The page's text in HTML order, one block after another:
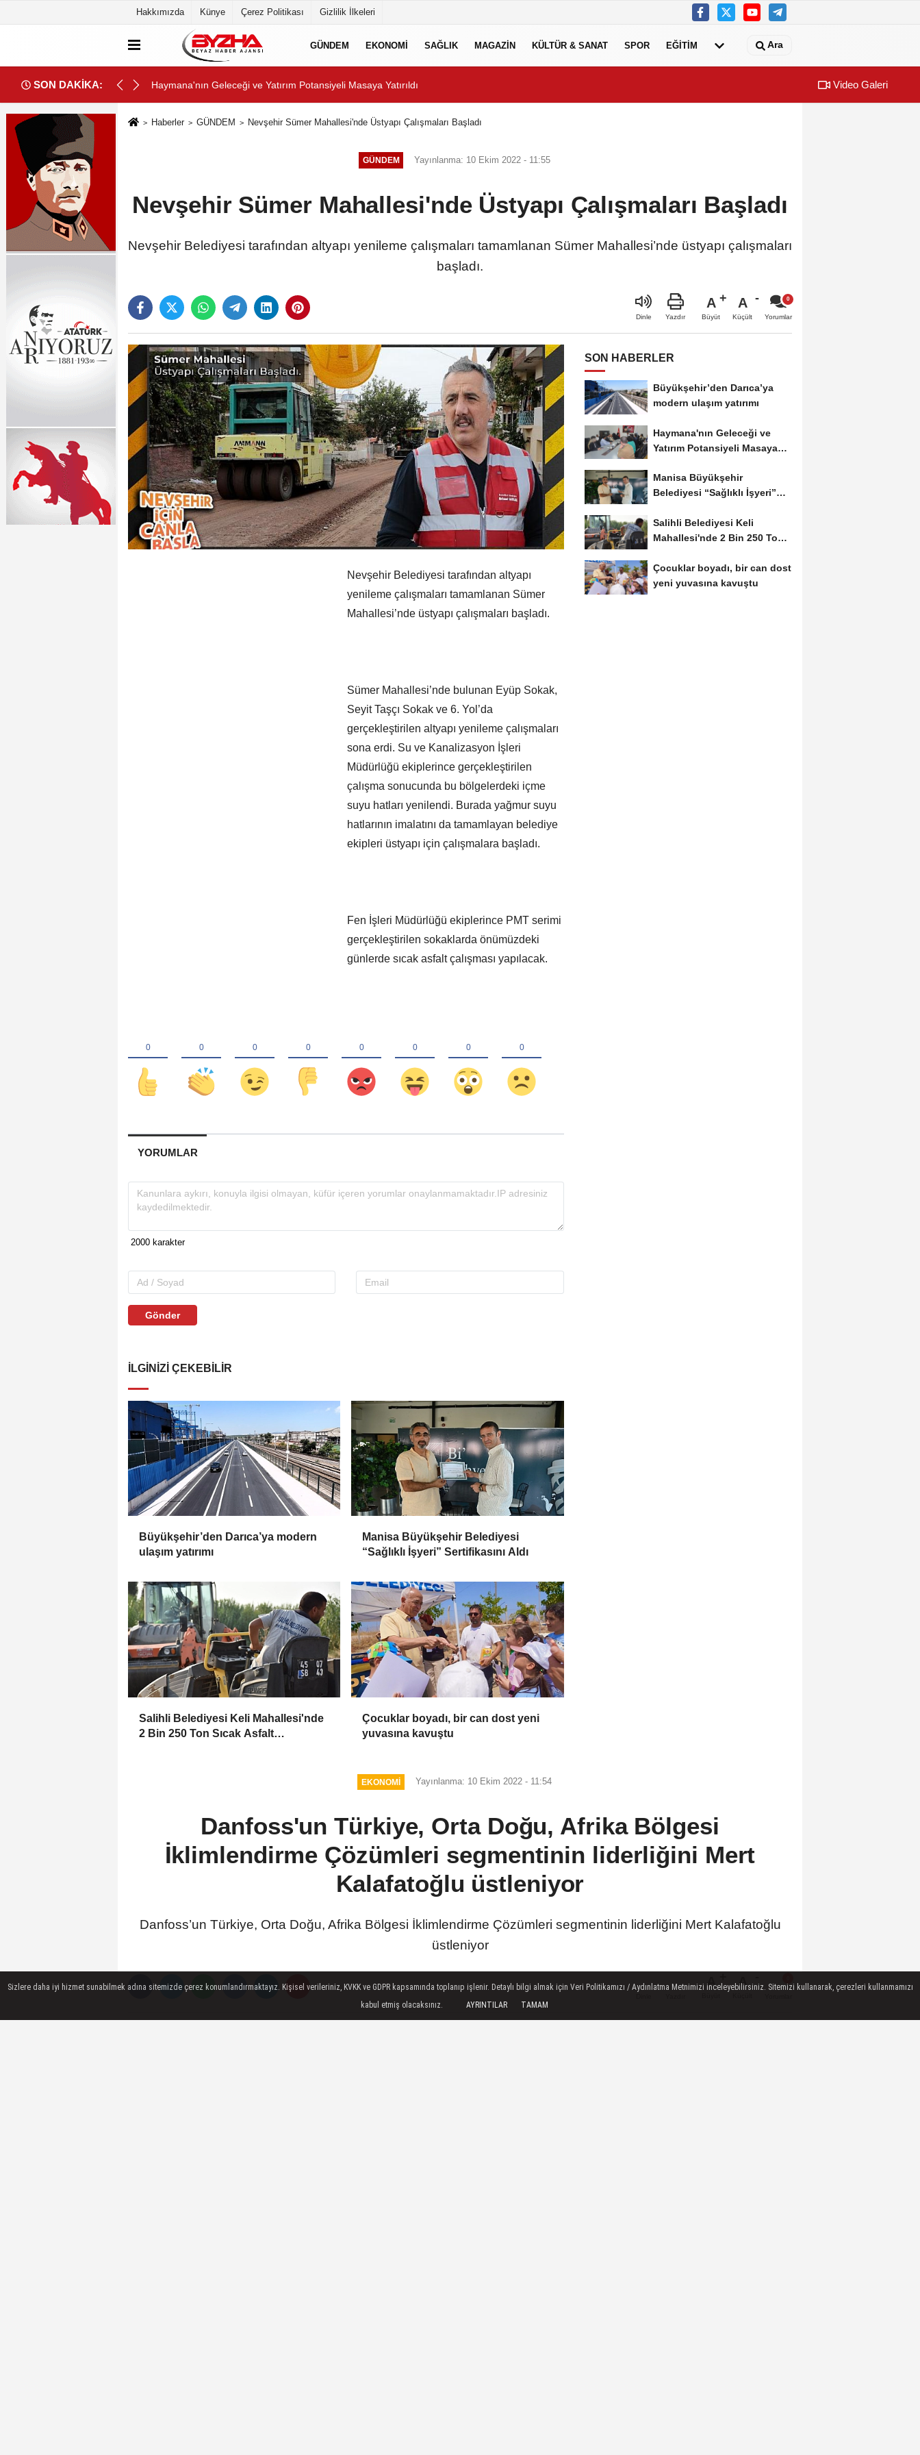
Hakkımızda Künye Çerez Politikası Gizlilik İlkeleri
GÜNDEM EKONOMİ SAĞLIK MAGAZİN KÜLTÜR & SANAT SPOR EĞİTİM Ara
SON DAKİKA: Haymana'nın Geleceği ve Yatırım Potansiyeli Masaya Yatırıldı Salihli
Video Galeri
Haberler GÜNDEM Nevşehir Sümer Mahallesi'nde Üstyapı Çalışmaları Başladı
GÜNDEM Yayınlanma: 10 Ekim 2022 - 11:55
Nevşehir Sümer Mahallesi'nde Üstyapı Çalışmaları Başladı
Nevşehir Belediyesi tarafından altyapı yenileme çalışmaları tamamlanan Sümer Mahallesi’nde üstyapı çalışmaları
başladı.
Dinle Yazdır
A
Büyüt
A
Küçült Yorumlar
Nevşehir Belediyesi tarafından altyapı
yenileme çalışmaları tamamlanan Sümer
Mahallesi’nde üstyapı çalışmaları başladı.
Sümer Mahallesi’nde bulunan Eyüp Sokak,
Seyit Taşçı Sokak ve 6. Yol’da
gerçekleştirilen altyapı yenileme çalışmaları
sona erdi. Su ve Kanalizasyon İşleri
Müdürlüğü ekiplerince gerçekleştirilen
çalışma sonucunda bu bölgelerdeki içme
suyu hatları yenilendi. Burada yağmur suyu
hatlarının imalatını da tamamlayan belediye
ekipleri üstyapı için çalışmalara başladı.
Fen İşleri Müdürlüğü ekiplerince PMT serimi
gerçekleştirilen sokaklarda önümüzdeki
günlerde sıcak asfalt çalışması yapılacak.
YORUMLAR
Gönder
İLGINIZI ÇEKEBILIR
Büyükşehir’den Darıca’ya modern
ulaşım yatırımı
Manisa Büyükşehir Belediyesi
“Sağlıklı İşyeri” Sertifikasını Aldı
Salihli Belediyesi Keli Mahallesi'nde
2 Bin 250 Ton Sıcak Asfalt
Çocuklar boyadı, bir can dost yeni
yuvasına kavuştu
SON HABERLER
Büyükşehir’den Darıca’ya
modern ulaşım yatırımı
Haymana'nın Geleceği ve
Yatırım Potansiyeli Masaya
Manisa Büyükşehir
Belediyesi “Sağlıklı İşyeri”
Salihli Belediyesi Keli
Mahallesi'nde 2 Bin 250 Ton
Çocuklar boyadı, bir can dost
yeni yuvasına kavuştu
EKONOMİ Yayınlanma: 10 Ekim 2022 - 11:54
Danfoss'un Türkiye, Orta Doğu, Afrika Bölgesi
İklimlendirme Çözümleri segmentinin liderliğini Mert
Kalafatoğlu üstleniyor
Danfoss’un Türkiye, Orta Doğu, Afrika Bölgesi İklimlendirme Çözümleri segmentinin liderliğini Mert Kalafatoğlu
üstleniyor
A A
Sizlere daha iyi hizmet sunabilmek adına sitemizde çerez konumlandırmaktayız. Kişisel verileriniz, KVKK ve GDPR kapsamında toplanıp işlenir. Detaylı bilgi almak için Veri Politikamızı / Aydınlatma Metnimizi inceleyebilirsiniz. Sitemizi kullanarak, çerezleri kullanmamızı
kabul etmiş olacaksınız.
AYRINTILAR TAMAM